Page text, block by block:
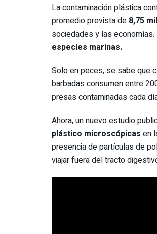
La contaminación plástica
promedio prevista de 8,75
sociedades y las economías.
especies marinas.
Solo en peces, se sabe que
barbadas consumen entre
presas contaminadas cada
Ahora, un nuevo estudio
plástico microscópicas en
presencia de partículas de
viajar fuera del tracto